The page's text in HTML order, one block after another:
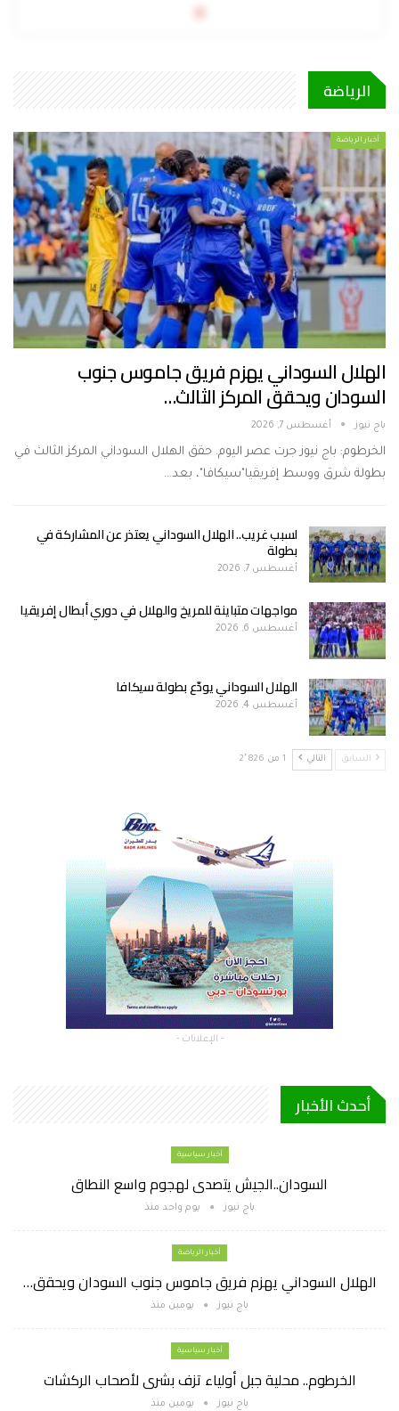
الرياضة
أخبار الرياضة
الهلال السوداني يهزم فريق جاموس جنوب
السودان ويحقق المركز الثالث…
باج نيوز أغسطس 7, 2026
الخرطوم: باج نيوز جرت عصر اليوم. حقق الهلال السوداني المركز الثالث في
بطولة شرق ووسط إفريقيا"سيكافا"، بعد…
لسبب غريب.. الهلال السوداني يعتذر عن المشاركة في
بطولة
أغسطس 7, 2026
مواجهات متباينة للمريخ والهلال في دوري أبطال إفريقيا
أغسطس 6, 2026
الهلال السوداني يودّع بطولة سيكافا
أغسطس 4, 2026
السابق التالي 1 من 2٬826
- الإعلانات -
أحدث الأخبار
أخبار سياسية
السودان..الجيش يتصدى لهجوم واسع النطاق
باج نيوز يوم واحد منذ
أخبار الرياضة
الهلال السوداني يهزم فريق جاموس جنوب السودان ويحقق…
باج نيوز يومين منذ
أخبار سياسية
الخرطوم.. محلية جبل أولياء تزف بشرى لأصحاب الركشات
باج نيوز يومين منذ